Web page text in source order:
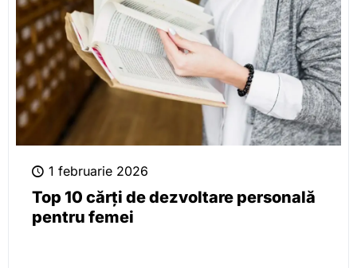
1 februarie 2026
Top 10 cărți de dezvoltare personală
pentru femei